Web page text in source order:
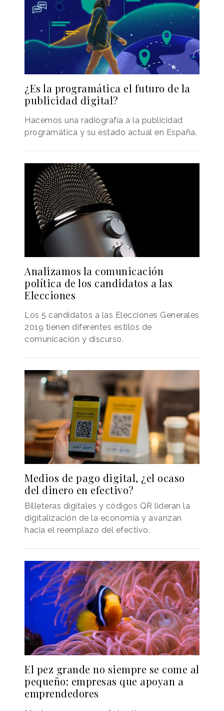
¿Es la programática el futuro de la
publicidad digital?
Hacemos una radiografía a la publicidad
programática y su estado actual en España.
Analizamos la comunicación
política de los candidatos a las
Elecciones
Los 5 candidatos a las Elecciones Generales
2019 tienen diferentes estilos de
comunicación y discurso.
Medios de pago digital, ¿el ocaso
del dinero en efectivo?
Billeteras digitales y códigos QR lideran la
digitalización de la economía y avanzan
hacia el reemplazo del efectivo.
El pez grande no siempre se come al
pequeño: empresas que apoyan a
emprendedores